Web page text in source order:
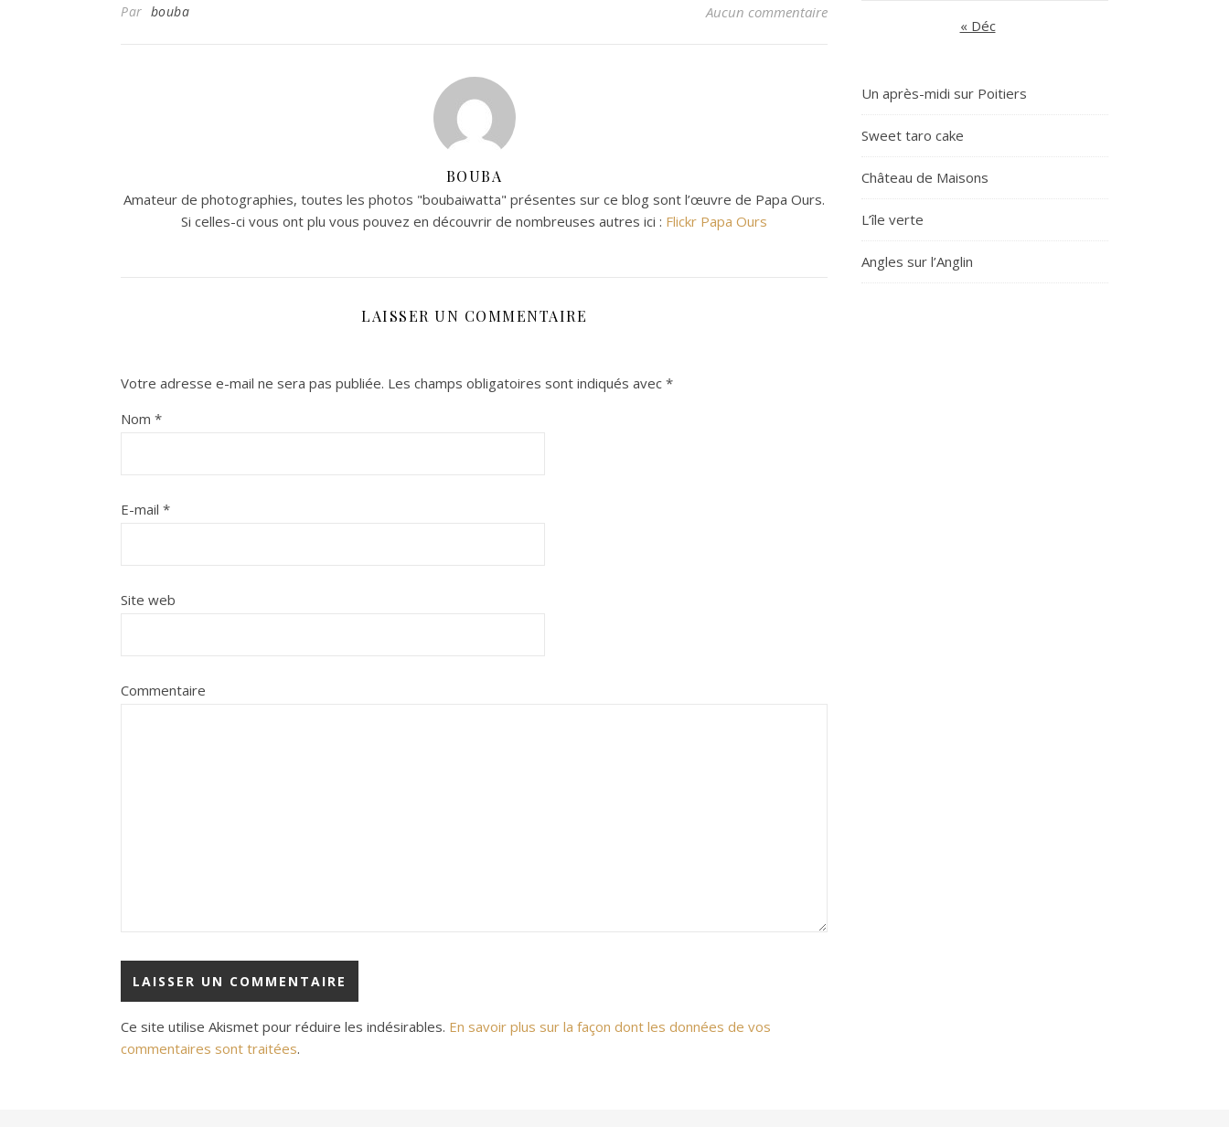
Par bouba Aucun commentaire
BOUBA
Amateur de photographies, toutes les photos "boubaiwatta" présentes sur ce blog sont l’œuvre de Papa Ours.
Si celles-ci vous ont plu vous pouvez en découvrir de nombreuses autres ici : Flickr Papa Ours
LAISSER UN COMMENTAIRE
Votre adresse e-mail ne sera pas publiée. Les champs obligatoires sont indiqués avec *
Nom *
E-mail *
Site web
Commentaire
Ce site utilise Akismet pour réduire les indésirables. En savoir plus sur la façon dont les données de vos
commentaires sont traitées.
« Déc
Un après-midi sur Poitiers
Sweet taro cake
Château de Maisons
L’île verte
Angles sur l’Anglin